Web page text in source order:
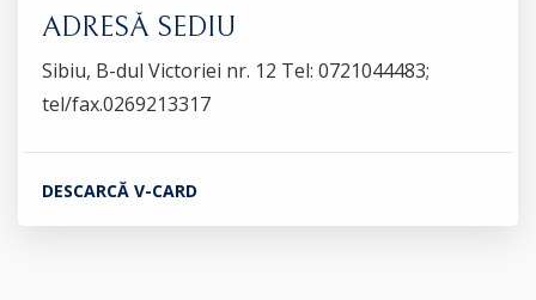
ADRESĂ SEDIU
Sibiu, B-dul Victoriei nr. 12 Tel: 0721044483;
tel/fax.0269213317
DESCARCĂ V-CARD